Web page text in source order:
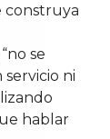
construya
se
ni
hablar